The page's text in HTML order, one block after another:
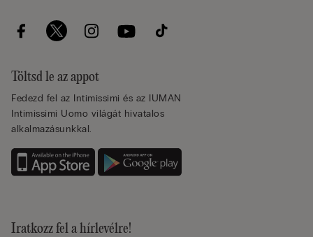
Töltsd le az appot
Fedezd fel az Intimissimi és az IUMAN
Intimissimi Uomo világát hivatalos
alkalmazásunkkal.
Iratkozz fel a hírlevélre!